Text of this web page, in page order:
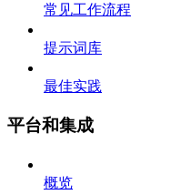
常见工作流程
提示词库
最佳实践
平台和集成
概览